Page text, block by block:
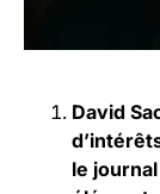
David
le